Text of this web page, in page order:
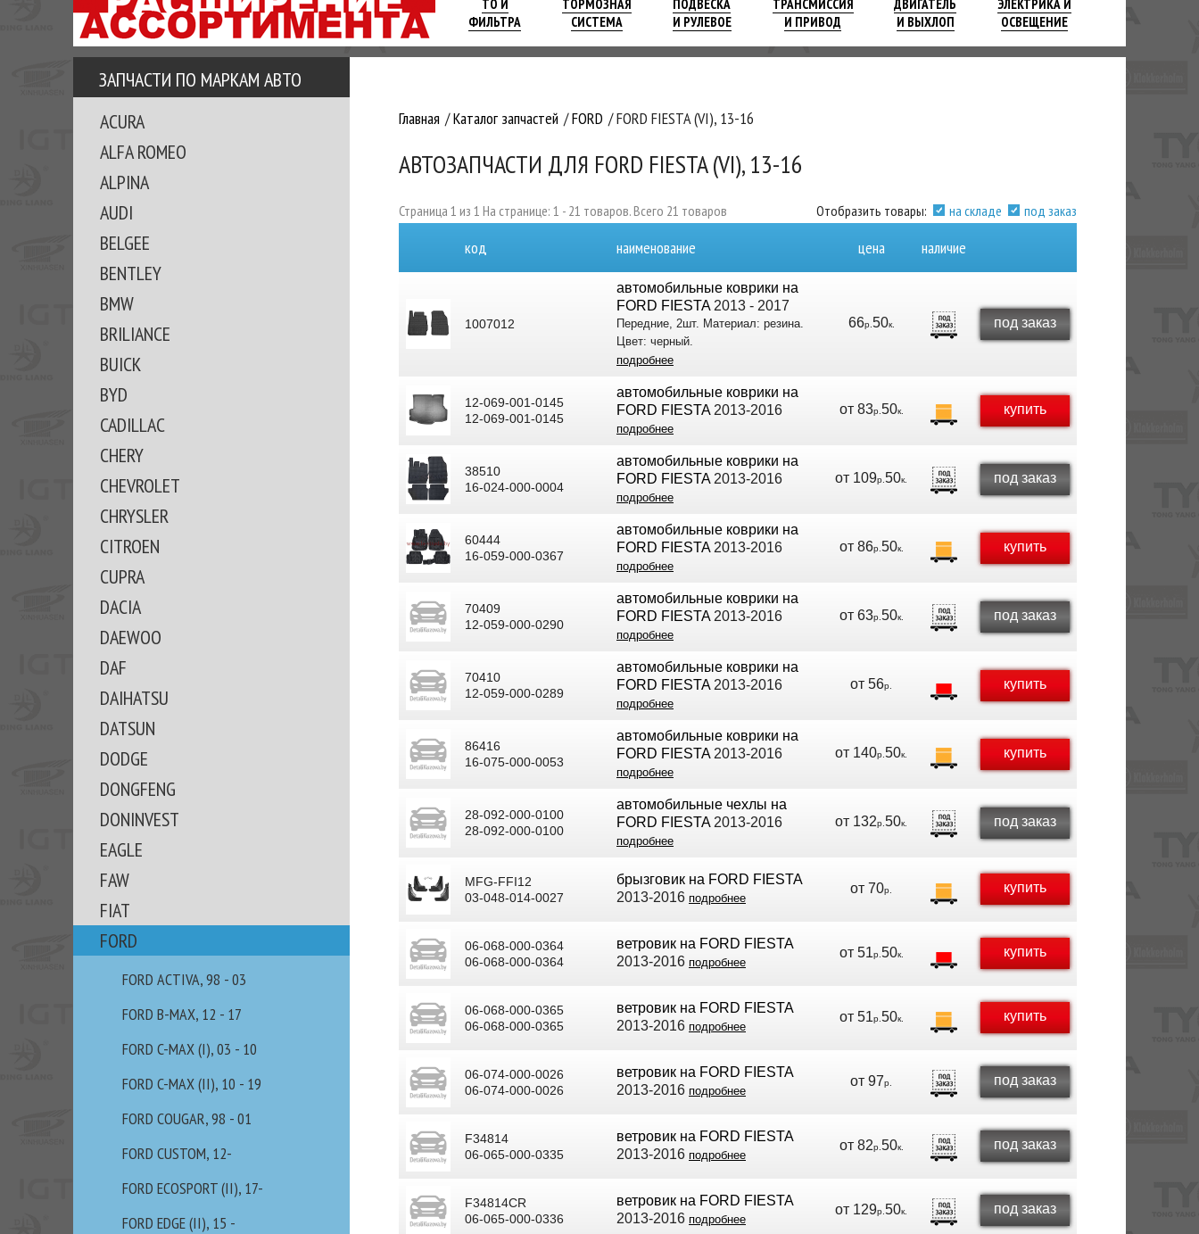
ТО И
ФИЛЬТРА
ТОРМОЗНАЯ
СИСТЕМА
ПОДВЕСКА
И РУЛЕВОЕ
ТРАНСМИССИЯ
И ПРИВОД
ДВИГАТЕЛЬ
И ВЫХЛОП
ЭЛЕКТРИКА И
ОСВЕЩЕНИЕ
ЗАПЧАСТИ ПО МАРКАМ АВТО
ACURA
ALFA ROMEO
ALPINA
AUDI
BELGEE
BENTLEY
BMW
BRILIANCE
BUICK
BYD
CADILLAC
CHERY
CHEVROLET
CHRYSLER
CITROEN
CUPRA
DACIA
DAEWOO
DAF
DAIHATSU
DATSUN
DODGE
DONGFENG
DONINVEST
EAGLE
FAW
FIAT
FORD
FORD ACTIVA, 98 - 03
FORD B-MAX, 12 - 17
FORD C-MAX (I), 03 - 10
FORD C-MAX (II), 10 - 19
FORD COUGAR, 98 - 01
FORD CUSTOM, 12-
FORD ECOSPORT (II), 17-
FORD EDGE (II), 15 -
Главная Каталог запчастей FORD FORD FIESTA (VI), 13-16
АВТОЗАПЧАСТИ ДЛЯ FORD FIESTA (VI), 13-16
Страница 1 из 1 На странице: 1 - 21 товаров. Всего 21 товаров Отобразить товары: на складе под заказ
код наименование цена наличие
1007012
автомобильные коврики на
FORD FIESTA2013 - 2017
Передние, 2шт. Материал: резина.
Цвет: черный.
подробнее
66р. 50к. под заказ
12-069-001-0145
12-069-001-0145
автомобильные коврики на
FORD FIESTA2013-2016
подробнее
от 83р. 50к. купить
38510
16-024-000-0004
автомобильные коврики на
FORD FIESTA2013-2016
подробнее
от 109р. 50к. под заказ
60444
16-059-000-0367
автомобильные коврики на
FORD FIESTA2013-2016
подробнее
от 86р. 50к. купить
70409
12-059-000-0290
автомобильные коврики на
FORD FIESTA2013-2016
подробнее
от 63р. 50к. под заказ
70410
12-059-000-0289
автомобильные коврики на
FORD FIESTA2013-2016
подробнее
от 56р. купить
86416
16-075-000-0053
автомобильные коврики на
FORD FIESTA2013-2016
подробнее
от 140р. 50к. купить
28-092-000-0100
28-092-000-0100
автомобильные чехлы на
FORD FIESTA2013-2016
подробнее
от 132р. 50к. под заказ
MFG-FFI12
03-048-014-0027
брызговик на FORD FIESTA
2013-2016 подробнее
от 70р. купить
06-068-000-0364
06-068-000-0364
ветровик на FORD FIESTA
2013-2016 подробнее
от 51р. 50к. купить
06-068-000-0365
06-068-000-0365
ветровик на FORD FIESTA
2013-2016 подробнее
от 51р. 50к. купить
06-074-000-0026
06-074-000-0026
ветровик на FORD FIESTA
2013-2016 подробнее
от 97р. под заказ
F34814
06-065-000-0335
ветровик на FORD FIESTA
2013-2016 подробнее
от 82р. 50к. под заказ
F34814CR
06-065-000-0336
ветровик на FORD FIESTA
2013-2016 подробнее
от 129р. 50к. под заказ